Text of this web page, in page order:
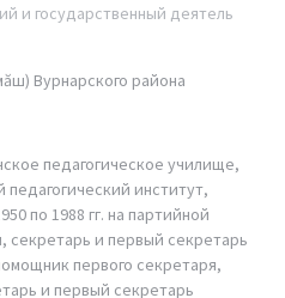
и государственный деятель
Вурнарского района
педагогическое училище,
институт,
по 1988 гг. на партийной
и первый секретарь
первого секретаря,
и первый секретарь